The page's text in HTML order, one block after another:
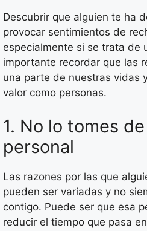
Descubrir que alguien te ha
provocar sentimientos de
especialmente si se trata de
importante recordar que las
una parte de nuestras vidas
valor como personas.
1. No lo tomes
personal
Las razones por las que
pueden ser variadas y no
contigo. Puede ser que esa
reducir el tiempo que pasa